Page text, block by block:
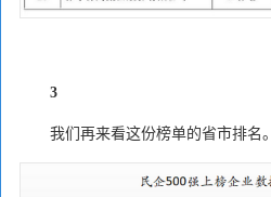
3
我们再来看这份榜单的省市排名。